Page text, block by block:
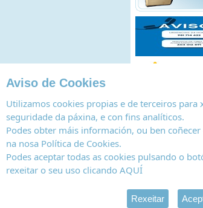
Política de cookies| Rexistro de actividades de
Aviso de Cookies
Utilizamos cookies propias e de terceiros
seguridade da páxina, e con fins analíticos.
Podes obter máis información, ou ben
na nosa Política de Cookies.
Podes aceptar todas as cookies pulsando o
rexeitar o seu uso clicando AQUÍ
Rexeitar